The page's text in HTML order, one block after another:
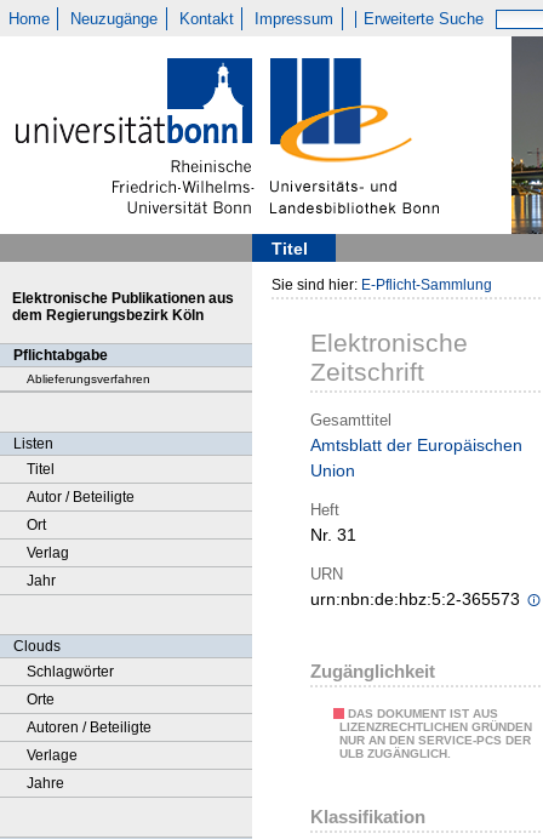
Home Neuzugänge Kontakt Impressum Erweiterte Suche
Titel
Elektronische Publikationen aus
dem Regierungsbezirk Köln
Pflichtabgabe
Ablieferungsverfahren
Listen
Titel
Autor / Beteiligte
Ort
Verlag
Jahr
Clouds
Schlagwörter
Orte
Autoren / Beteiligte
Verlage
Jahre
Sie sind hier: E-Pflicht-Sammlung
Elektronische
Zeitschrift
Gesamttitel
Amtsblatt der Europäischen
Union
Heft
Nr. 31
URN
urn:nbn:de:hbz:5:2-365573
Zugänglichkeit
DAS DOKUMENT IST AUS
LIZENZRECHTLICHEN GRÜNDEN
NUR AN DEN SERVICE-PCS DER
ULB ZUGÄNGLICH.
Klassifikation